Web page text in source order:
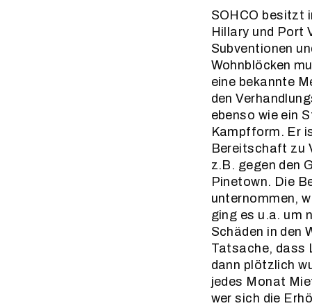
SOHCO besitzt
Hillary und Port
Subventionen
Wohnblöcken
eine bekannte
den
ebenso wie ein
Kampfform. Er
Bereitschaft zu
z.B. gegen den
Pinetown. Die
unternommen,
ging es u.a. um
Schäden in den
Tatsache, dass
dann plötzlich
jedes Monat
wer sich die